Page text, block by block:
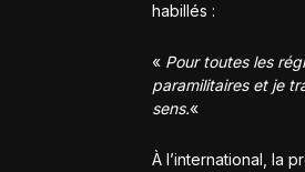
habillés :
« Pour toutes les
paramilitaires et je
sens.«
À l’international, la